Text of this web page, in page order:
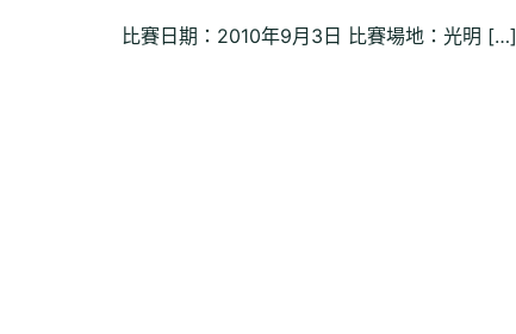
比賽日期：2010年9月3日 比賽場地：光明 […]